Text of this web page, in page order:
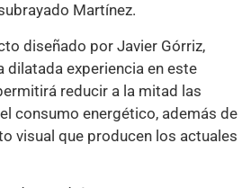
Martínez.
diseñado por Javier Górriz,
dilatada experiencia en este
reducir a la mitad las
consumo energético, además de
visual que producen los actuales